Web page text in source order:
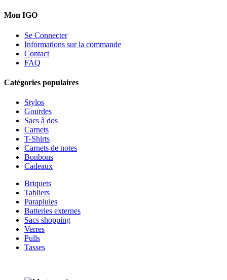
Mon IGO
Se Connecter
Informations sur la commande
Contact
FAQ
Catégories populaires
Stylos
Gourdes
Sacs à dos
Carnets
T-Shirts
Carnets de notes
Bonbons
Cadeaux
Briquets
Tabliers
Parapluies
Batteries externes
Sacs shopping
Verres
Pulls
Tasses